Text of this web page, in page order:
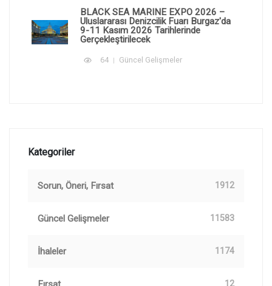
BLACK SEA MARINE EXPO 2026 –
Uluslararası Denizcilik Fuarı Burgaz'da
9-11 Kasım 2026 Tarihlerinde
Gerçekleştirilecek
64 Güncel Gelişmeler
Kategoriler
Sorun, Öneri, Fırsat 1912
Güncel Gelişmeler 11583
İhaleler 1174
12